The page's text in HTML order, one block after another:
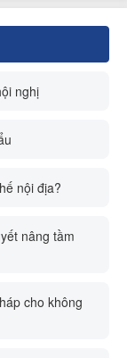
nghị
nội địa?
nâng tầm
cho không